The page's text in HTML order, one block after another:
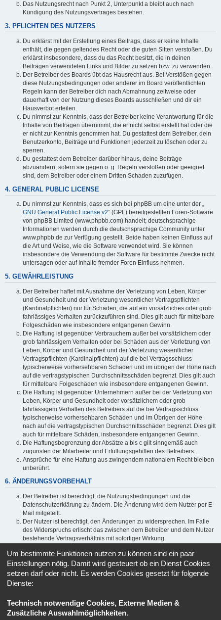
Das Nutzungsrecht nach Punkt 2, Unterpunkt a bleibt auch nach
Kündigung des Nutzungsvertrages bestehen.
3. PFLICHTEN DES NUTZERS
Du erklärst mit der Erstellung eines Beitrags, dass er keine Inhalte
enthält, die gegen geltendes Recht oder die guten Sitten verstoßen. Du
erklärst insbesondere, dass du das Recht besitzt, die in deinen
Beiträgen verwendeten Links und Bilder zu setzen bzw. zu verwenden.
Der Betreiber des Boards übt das Hausrecht aus. Bei Verstößen gegen
diese Nutzungsbedingungen oder anderer im Board veröffentlichten
Regeln kann der Betreiber dich nach Abmahnung zeitweise oder
dauerhaft von der Nutzung dieses Boards ausschließen und dir ein
Hausverbot erteilen.
Du nimmst zur Kenntnis, dass der Betreiber keine Verantwortung für die
Inhalte von Beiträgen übernimmt, die er nicht selbst erstellt hat oder die
er nicht zur Kenntnis genommen hat. Du gestattest dem Betreiber, dein
Benutzerkonto, Beiträge und Funktionen jederzeit zu löschen oder zu
sperren.
Du gestattest dem Betreiber darüber hinaus, deine Beiträge
abzuändern, sofern sie gegen o. g. Regeln verstoßen oder geeignet
sind, dem Betreiber oder einem Dritten Schaden zuzufügen.
4. GENERAL PUBLIC LICENSE
Du nimmst zur Kenntnis, dass es sich bei phpBB um eine unter der „
GNU General Public License v2“ (GPL) bereitgestellten Foren-Software
von phpBB Limited (www.phpbb.com) handelt; deutschsprachige
Informationen werden durch die deutschsprachige Community unter
www.phpbb.de zur Verfügung gestellt. Beide haben keinen Einfluss auf
die Art und Weise, wie die Software verwendet wird. Sie können
insbesondere die Verwendung der Software für bestimmte Zwecke nicht
untersagen oder auf Inhalte fremder Foren Einfluss nehmen.
5. GEWÄHRLEISTUNG
Der Betreiber haftet mit Ausnahme der Verletzung von Leben, Körper
und Gesundheit und der Verletzung wesentlicher Vertragspflichten
(Kardinalpflichten) nur für Schäden, die auf ein vorsätzliches oder grob
fahrlässiges Verhalten zurückzuführen sind. Dies gilt auch für mittelbare
Folgeschäden wie insbesondere entgangenen Gewinn.
Die Haftung ist gegenüber Verbrauchern außer bei vorsätzlichem oder
grob fahrlässigem Verhalten oder bei Schäden aus der Verletzung von
Leben, Körper und Gesundheit und der Verletzung wesentlicher
Vertragspflichten (Kardinalpflichten) auf die bei Vertragsschluss
typischerweise vorhersehbaren Schäden und im übrigen der Höhe nach
auf die vertragstypischen Durchschnittsschäden begrenzt. Dies gilt auch
für mittelbare Folgeschäden wie insbesondere entgangenen Gewinn.
Die Haftung ist gegenüber Unternehmern außer bei der Verletzung von
Leben, Körper und Gesundheit oder vorsätzlichem oder grob
fahrlässigem Verhalten des Betreibers auf die bei Vertragsschluss
typischerweise vorhersehbaren Schäden und im Übrigen der Höhe
nach auf die vertragstypischen Durchschnittsschäden begrenzt. Dies gilt
auch für mittelbare Schäden, insbesondere entgangenen Gewinn.
Die Haftungsbegrenzung der Absätze a bis c gilt sinngemäß auch
zugunsten der Mitarbeiter und Erfüllungsgehilfen des Betreibers.
Ansprüche für eine Haftung aus zwingendem nationalem Recht bleiben
unberührt.
6. ÄNDERUNGSVORBEHALT
Der Betreiber ist berechtigt, die Nutzungsbedingungen und die
Datenschutzerklärung zu ändern. Die Änderung wird dem Nutzer per E-
Mail mitgeteilt.
Der Nutzer ist berechtigt, den Änderungen zu widersprechen. Im Falle
des Widerspruchs erlischt das zwischen dem Betreiber und dem Nutzer
bestehende Vertragsverhältnis mit sofortiger Wirkung.
den Änderungen zugestimmt hat.
Informationen über den Umgang mit deinen persönlichen Daten
sind in der Datenschutzerklärung enthalten.
Um bestimmte Funktionen nutzen zu können sind ein paar
Einstellungen nötig. Damit wird gesteuert ob ein Dienst Cookies
setzen darf oder nicht. Es werden Cookies gesetzt für folgende
Dienste:
Technisch notwendige Cookies, Externe Medien &
Zusätzliche Auswahlmöglichkeiten.